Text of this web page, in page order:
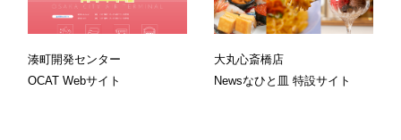
湊町開発センター
OCAT Webサイト
大丸心斎橋店
Newsなひと皿 特設サイト